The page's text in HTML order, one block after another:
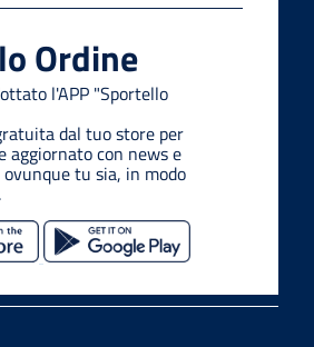
Ordine
l'APP "Sportello
dal tuo store per
aggiornato con news e
tu sia, in modo